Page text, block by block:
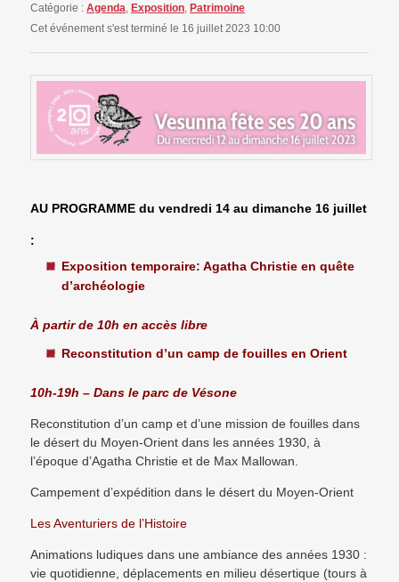
Catégorie :Agenda ,Exposition ,Patrimoine
Cet événement s'est terminé le 16 juillet 2023 10:00
AU PROGRAMME du vendredi 14 au dimanche 16 juillet
:
Exposition temporaire: Agatha Christie en quête
d’archéologie
À partir de 10h en accès libre
Reconstitution d’un camp de fouilles en Orient
10h-19h – Dans le parc de Vésone
Reconstitution d’un camp et d’une mission de fouilles dans
le désert du Moyen-Orient dans les années 1930, à
l’époque d’Agatha Christie et de Max Mallowan.
Campement d’expédition dans le désert du Moyen-Orient
Les Aventuriers de l’Histoire
Animations ludiques dans une ambiance des années 1930 :
vie quotidienne, déplacements en milieu désertique (tours à